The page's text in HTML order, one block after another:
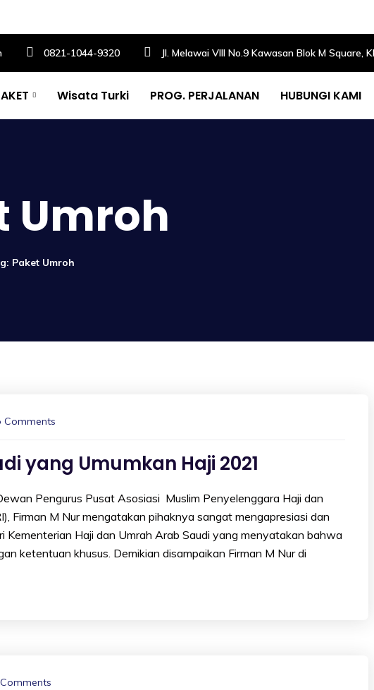
0821-1044-9320 Jl. Melawai VIII No.9 Kawasan Blok M Square,
Wisata Turki PROG. PERJALANAN HUBUNGI KAMI
Umroh
Paket Umroh
Comments
yang Umumkan Haji 2021
Pengurus Pusat Asosiasi Muslim Penyelenggara Haji dan
Firman M Nur mengatakan pihaknya sangat mengapresiasi dan
Kementerian Haji dan Umrah Arab Saudi yang menyatakan bahwa
ketentuan khusus. Demikian disampaikan Firman M Nur di